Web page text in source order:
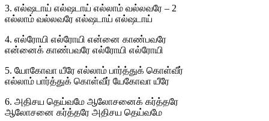
3. எல்ஷடாய் எல்ஷடாய் எல்லாம் வல்லவரே – 2
எல்லாம் வல்லவரே எல்ஷடாய் எல்ஷடாய்
4. எல்ரோயி எல்ரோயி என்னை காண்பவரே
என்னைக் காண்பவரே எல்ரோயி எல்ரோயி
5. யோகோவா யீரே எல்லாம் பார்த்துக் கொள்வீர்
எல்லாம் பார்த்துக் கொள்வீர் யேகோவா யீரே
6. அதிசய தெய்வமே ஆலோசனைக் கர்த்தரே
ஆலோசனை கர்த்தரே அதிசய தெய்வமே